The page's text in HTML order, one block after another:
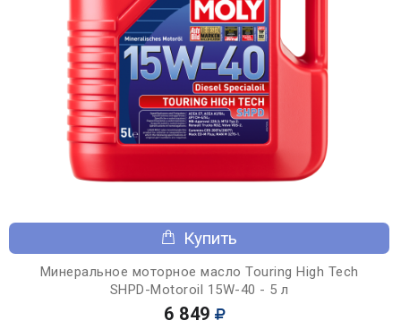
Купить
Минеральное моторное масло Touring High Tech
SHPD-Motoroil 15W-40 - 5 л
6 849